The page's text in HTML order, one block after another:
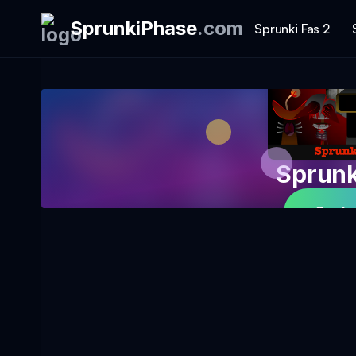
SprunkiPhase.com Sprunki Fas 2